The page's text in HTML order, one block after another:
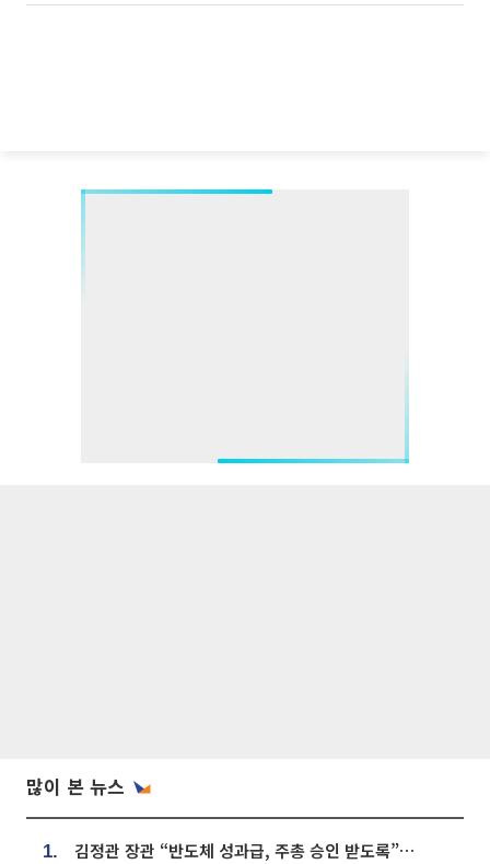
많이 본 뉴스
1. 김정관 장관 “반도체 성과급, 주총 승인 받도록”…상법·자본시장법 개정 시사